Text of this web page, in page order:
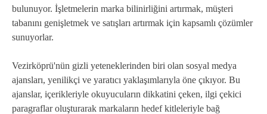
bulunuyor. İşletmelerin marka bilinirliğini artırmak, müşteri
tabanını genişletmek ve satışları artırmak için kapsamlı çözümler
sunuyorlar.
Vezirköprü'nün gizli yeteneklerinden biri olan sosyal medya
ajansları, yenilikçi ve yaratıcı yaklaşımlarıyla öne çıkıyor. Bu
ajanslar, içerikleriyle okuyucuların dikkatini çeken, ilgi çekici
paragraflar oluşturarak markaların hedef kitleleriyle bağ